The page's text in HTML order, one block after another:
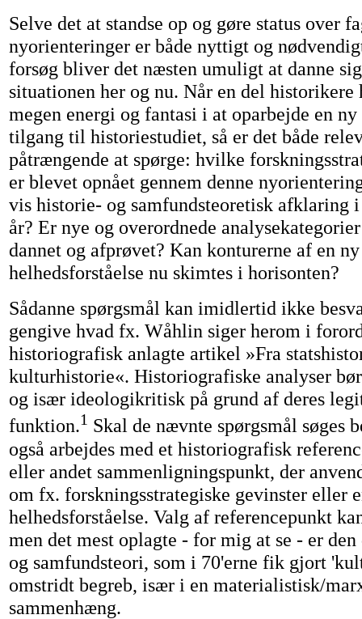
Selve det at standse op og gøre status over
nyorienteringer er både nyttigt og
forsøg bliver det næsten umuligt at danne
situationen her og nu. Når en del historikere
megen energi og fantasi i at oparbejde en
tilgang til historiestudiet, så er det både
påtrængende at spørge: hvilke
er blevet opnået gennem denne
vis historie- og samfundsteoretisk afklaring
år? Er nye og overordnede
dannet og afprøvet? Kan konturerne af en
helhedsforståelse nu skimtes i horisonten?
Sådanne spørgsmål kan imidlertid ikke
gengive hvad fx. Wåhlin siger herom i
historiografisk anlagte artikel »Fra
kulturhistorie«. Historiografiske analyser
og især ideologikritisk på grund af deres
funktion.1 Skal de nævnte spørgsmål søges
også arbejdes med et historiografisk
eller andet sammenligningspunkt, der
om fx. forskningsstrategiske gevinster eller
helhedsforståelse. Valg af referencepunkt
men det mest oplagte - for mig at se - er
og samfundsteori, som i 70'erne fik gjort
omstridt begreb, især i en materialistisk/
sammenhæng.